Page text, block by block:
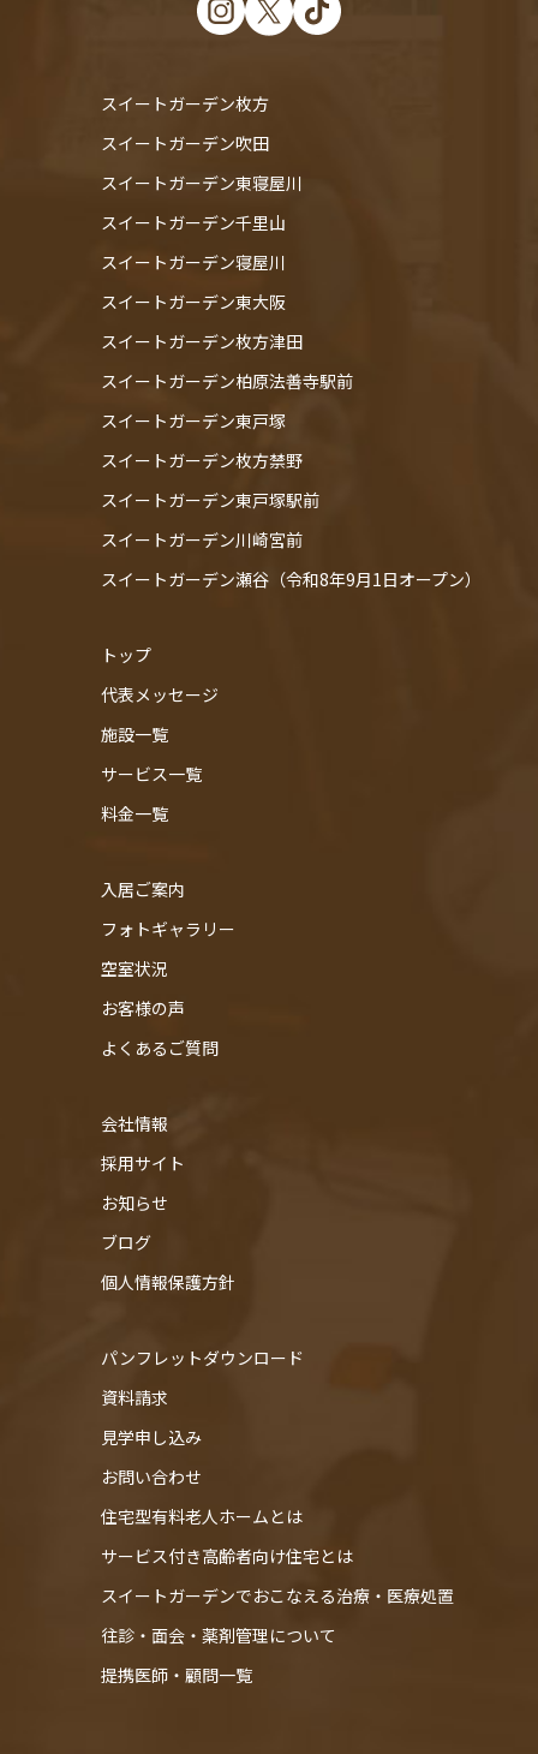
スイートガーデン枚方
スイートガーデン吹田
スイートガーデン東寝屋川
スイートガーデン千里山
スイートガーデン寝屋川
スイートガーデン東大阪
スイートガーデン枚方津田
スイートガーデン柏原法善寺駅前
スイートガーデン東戸塚
スイートガーデン枚方禁野
スイートガーデン東戸塚駅前
スイートガーデン川崎宮前
スイートガーデン瀬谷（令和8年9月1日オープン）
トップ
代表メッセージ
施設一覧
サービス一覧
料金一覧
入居ご案内
フォトギャラリー
空室状況
お客様の声
よくあるご質問
会社情報
採用サイト
お知らせ
ブログ
個人情報保護方針
パンフレットダウンロード
資料請求
見学申し込み
お問い合わせ
住宅型有料老人ホームとは
サービス付き高齢者向け住宅とは
スイートガーデンでおこなえる治療・医療処置
往診・⾯会・薬剤管理について
提携医師・顧問一覧